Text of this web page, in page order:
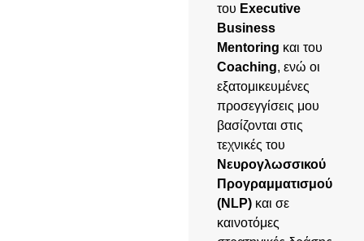
του Executive
Business
Mentoring και του
Coaching, ενώ οι
εξατομικευμένες
προσεγγίσεις μου
βασίζονται στις
τεχνικές του
Νευρογλωσσικού
Προγραμματισμού
(NLP)και σε
καινοτόμες